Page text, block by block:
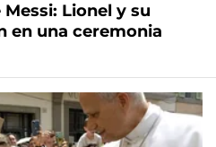
Lionel y su
en una ceremonia